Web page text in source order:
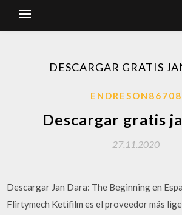
DESCARGAR GRATIS
ENDRESON86708
Descargar gratis
27.11.2020
Descargar Jan Dara: The Beginning en
Flirtymech Ketifilm es el proveedor más